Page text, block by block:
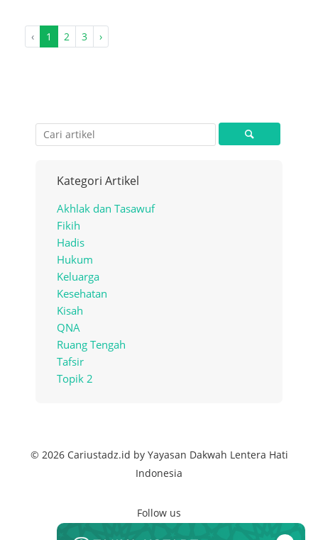
‹ 1 2 3 ›
Kategori Artikel
Akhlak dan Tasawuf
Fikih
Hadis
Hukum
Keluarga
Kesehatan
Kisah
QNA
Ruang Tengah
Tafsir
Topik 2
© 2026 Cariustadz.id by Yayasan Dakwah Lentera Hati
Indonesia
Follow us